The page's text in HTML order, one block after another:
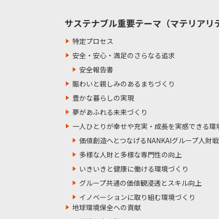
サステナブル重要テーマ（マテリアリ
特定プロセス
安全・安心・満足のさらなる追求
安全報告書
賑わいと親しみのあるまちづくり
豊かな暮らしの実現
夢があふれる未来づくり
一人ひとりが幸せや充実・成長を実感できる環
価値創造へとつなげるNANKAIグループ人財
多様な人財と多様な専門性の向上
いきいきと健康に働ける環境づくり
グループ共通の価値観浸透とスキル向上
イノベーションに取り組む環境づくり
地球環境保全への貢献